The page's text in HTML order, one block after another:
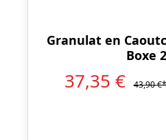
Granulat en
Boxe
37,35 € 43,90 €*